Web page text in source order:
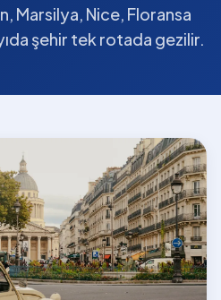
Marsilya, Nice, Floransa
şehir tek rotada gezilir.